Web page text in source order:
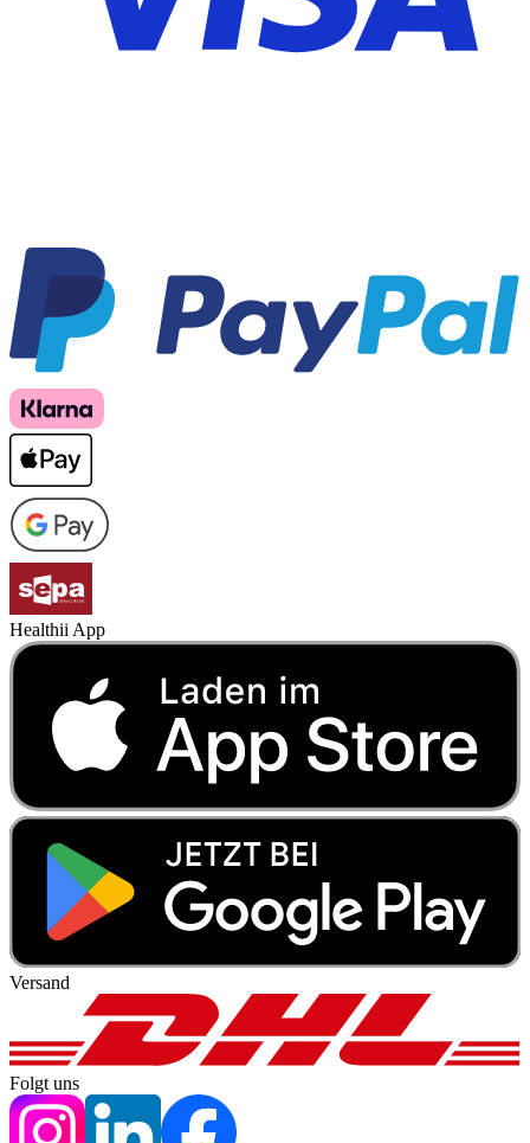
Healthii App
Versand
Folgt uns